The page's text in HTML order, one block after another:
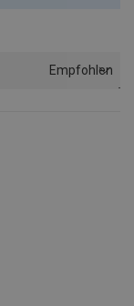
Empfohlen